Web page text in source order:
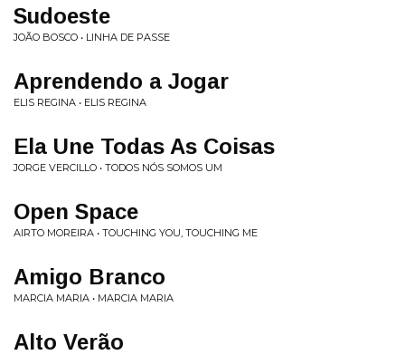
Sudoeste
JOÃO BOSCO • LINHA DE PASSE
Aprendendo a Jogar
ELIS REGINA • ELIS REGINA
Ela Une Todas As Coisas
JORGE VERCILLO • TODOS NÓS SOMOS UM
Open Space
AIRTO MOREIRA • TOUCHING YOU, TOUCHING ME
Amigo Branco
MARCIA MARIA • MARCIA MARIA
Alto Verão